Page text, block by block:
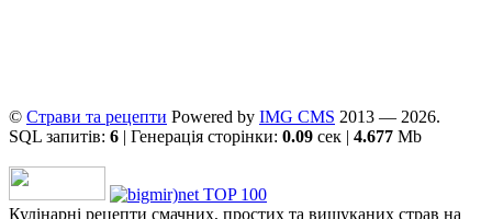
© Страви та рецепти Powered by ІMG CMS 2013 — 2026.
SQL запитів: 6 | Генерація сторінки: 0.09 сек | 4.677 Mb
Кулінарні рецепти смачних, простих та вишуканих страв на